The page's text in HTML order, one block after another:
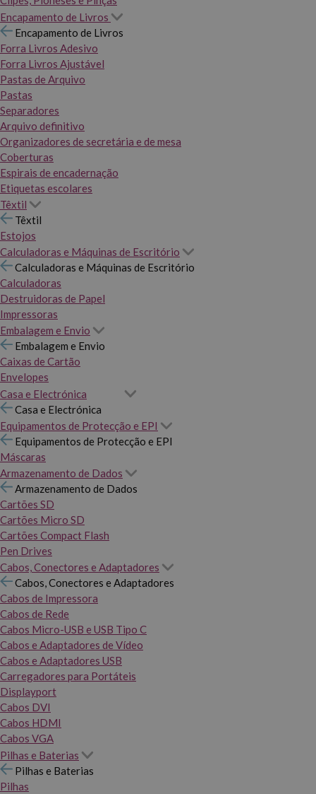
Encapamento de Livros
Encapamento de Livros
Forra Livros Adesivo
Forra Livros Ajustável
Pastas de Arquivo
Pastas
Separadores
Arquivo definitivo
Organizadores de secretária e de mesa
Coberturas
Espirais de encadernação
Etiquetas escolares
Têxtil
Têxtil
Estojos
Calculadoras e Máquinas de Escritório
Calculadoras e Máquinas de Escritório
Calculadoras
Destruidoras de Papel
Impressoras
Embalagem e Envio
Embalagem e Envio
Caixas de Cartão
Envelopes
Casa e Electrónica
Casa e Electrónica
Equipamentos de Protecção e EPI
Equipamentos de Protecção e EPI
Máscaras
Armazenamento de Dados
Armazenamento de Dados
Cartões SD
Cartões Micro SD
Cartões Compact Flash
Pen Drives
Cabos, Conectores e Adaptadores
Cabos, Conectores e Adaptadores
Cabos de Impressora
Cabos de Rede
Cabos Micro-USB e USB Tipo C
Cabos e Adaptadores de Vídeo
Cabos e Adaptadores USB
Carregadores para Portáteis
Displayport
Cabos DVI
Cabos HDMI
Cabos VGA
Pilhas e Baterias
Pilhas e Baterias
Pilhas